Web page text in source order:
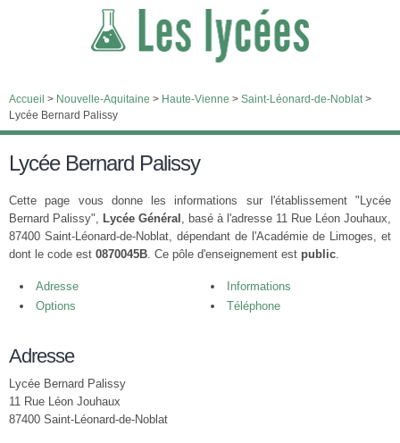
Accueil > Nouvelle-Aquitaine > Haute-Vienne > Saint-Léonard-de-Noblat>
Lycée Bernard Palissy
Lycée Bernard Palissy
Cette page vous donne les informations sur l'établissement "Lycée
Bernard Palissy", Lycée Général , basé à l'adresse 11 Rue Léon Jouhaux,
87400 Saint-Léonard-de-Noblat, dépendant de l'Académie de Limoges, et
dont le code est 0870045B. Ce pôle d'enseignement est public.
Adresse
Informations
Options
Téléphone
Adresse
Lycée Bernard Palissy
11 Rue Léon Jouhaux
87400 Saint-Léonard-de-Noblat